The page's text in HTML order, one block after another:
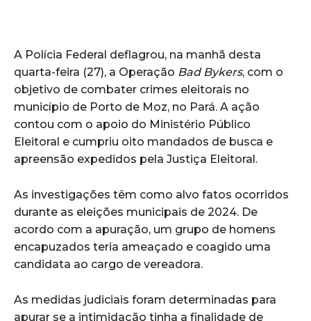
A Polícia Federal deflagrou, na manhã desta
quarta-feira (27), a Operação Bad Bykers, com o
objetivo de combater crimes eleitorais no
município de Porto de Moz, no Pará. A ação
contou com o apoio do Ministério Público
Eleitoral e cumpriu oito mandados de busca e
apreensão expedidos pela Justiça Eleitoral.
As investigações têm como alvo fatos ocorridos
durante as eleições municipais de 2024. De
acordo com a apuração, um grupo de homens
encapuzados teria ameaçado e coagido uma
candidata ao cargo de vereadora.
As medidas judiciais foram determinadas para
apurar se a intimidação tinha a finalidade de